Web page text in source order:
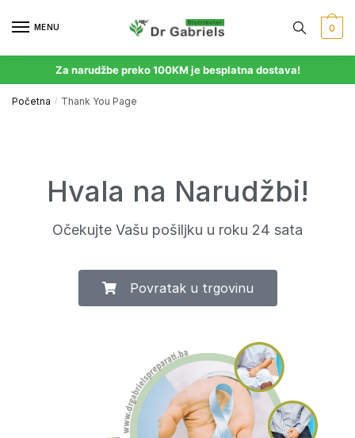
MENU 0
Za narudžbe preko 100KM je besplatna dostava!
Početna / Thank You Page
Hvala na Narudžbi!
Očekujte Vašu pošiljku u roku 24 sata
Povratak u trgovinu